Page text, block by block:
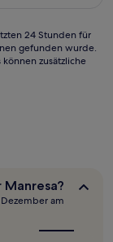
24 Stunden für
gefunden wurde.
zusätzliche
am